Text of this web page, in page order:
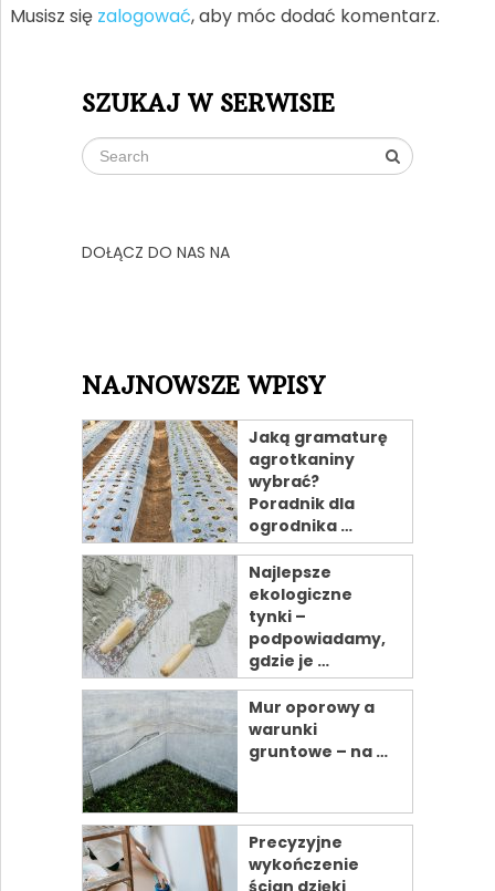
Musisz się zalogować, aby móc dodać komentarz.
SZUKAJ W SERWISIE
DOŁĄCZ DO NAS NA
NAJNOWSZE WPISY
Jaką gramaturę
agrotkaniny
wybrać?
Poradnik dla
ogrodnika …
Najlepsze
ekologiczne
tynki –
podpowiadamy,
gdzie je …
Mur oporowy a
warunki
gruntowe – na …
Precyzyjne
wykończenie
ścian dzięki